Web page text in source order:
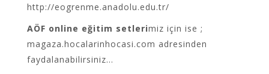
http://eogrenme.anadolu.edu.tr/
AÖF online eğitim setlerimiz için ise ;
magaza.hocalarinhocasi.com adresinden
faydalanabilirsiniz…